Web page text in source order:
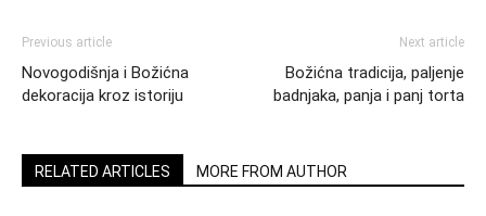
Previous article
Novogodišnja i Božićna
dekoracija kroz istoriju
Next article
Božićna tradicija, paljenje
badnjaka, panja i panj torta
RELATED ARTICLES MORE FROM AUTHOR